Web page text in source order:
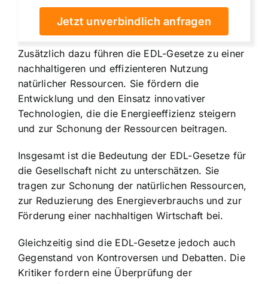
Jetzt unverbindlich anfragen
Zusätzlich dazu führen die EDL-Gesetze zu einer
nachhaltigeren und effizienteren Nutzung
natürlicher Ressourcen. Sie fördern die
Entwicklung und den Einsatz innovativer
Technologien, die die Energieeffizienz steigern
und zur Schonung der Ressourcen beitragen.
Insgesamt ist die Bedeutung der EDL-Gesetze für
die Gesellschaft nicht zu unterschätzen. Sie
tragen zur Schonung der natürlichen Ressourcen,
zur Reduzierung des Energieverbrauchs und zur
Förderung einer nachhaltigen Wirtschaft bei.
Gleichzeitig sind die EDL-Gesetze jedoch auch
Gegenstand von Kontroversen und Debatten. Die
Kritiker fordern eine Überprüfung der